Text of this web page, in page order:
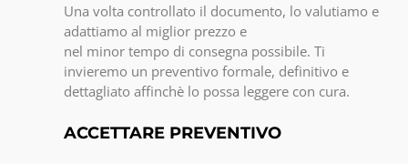
Una volta controllato il documento, lo valutiamo e
adattiamo al miglior prezzo e
nel minor tempo di consegna possibile. Ti
invieremo un preventivo formale, definitivo e
dettagliato affinchè lo possa leggere con cura.
ACCETTARE PREVENTIVO